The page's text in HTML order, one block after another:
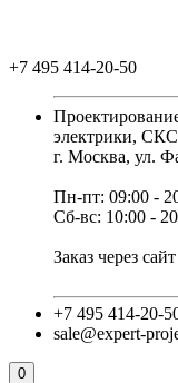
+7 495 414-20-50
электрики,
г. Москва, ул.
Пн-пт: 09:00 -
Сб-вс: 10:00 -
Заказ через
+7 495 414-20-
sale@expert-
0